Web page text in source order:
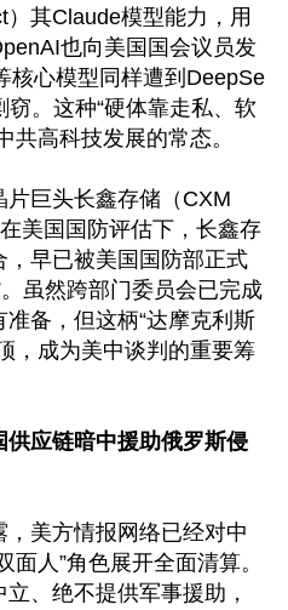
其Claude模型能力，用
也向美国国会议员发
核心模型同样遭到DeepSe
。这种“硬体靠走私、软
共高科技发展的常态。
巨头长鑫存储（CXM
美国国防评估下，长鑫存
早已被美国国防部正式
虽然跨部门委员会已完成
备，但这柄“达摩克利斯
，成为美中谈判的重要筹
应链暗中援助俄罗斯侵
美方情报网络已经对中
面人”角色展开全面清算。
、绝不提供军事援助，